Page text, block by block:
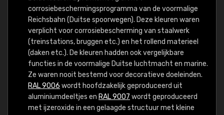
corrosiebeschermingsprogramma van de voormalige
Reichsbahn (Duitse spoorwegen). Deze kleuren waren
verplicht voor corrosiebescherming van staalwerk
(treinstations, bruggen etc.) en het rollend materieel
(daken etc.). De kleuren hadden ook vergelijkbare
functies in de voormalige Duitse luchtmacht en marine.
Ze waren nooit bestemd voor decoratieve doeleinden.
RAL 9006 wordt hoofdzakelijk geproduceerd uit
aluminiumdeeltjes en RAL 9007 wordt geproduceerd
met ijzeroxide in een gelaagde structuur met kleine